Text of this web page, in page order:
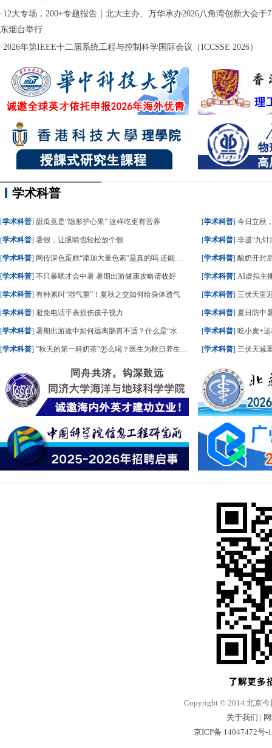
· 12大专场，200+专题报告｜北大主办、万华承办2026八角湾创新大会于
东烟台举行
·2026年第IEEE十二届系统工程与控制科学国际会议（ICCSSE 2026）
学术科普
[学术科普] 甜瓜竟是“隐形护心果” 这样吃更有营养
[学术科普] 暑假，让眼睛也轻松放个假
[学术科普] 网传深色蛋糕“添加大量色素”是真的吗 还能不能吃？
[学术科普] 不只暴晒才会中暑 暑期出游健康攻略请收好
[学术科普] 有种累叫“湿气重”！夏秋之交如何给身体透气
[学术科普] 避免电话手表损伤孩子视力
[学术科普] 暑期出游途中如何远离肠胃不适？什么是“水土不服”？一文了解
[学术科普] “秋天的第一杯奶茶”怎么喝？医生为秋日养生饮食划重点
[学术科普] 今日立秋
[学术科普] 非遗“九针
[学术科普] 酸奶开封
[学术科普] AI虚拟主播
[学术科普] 三伏天里
[学术科普] 夏日防中
[学术科普] 吃小麦+
[学术科普] 三伏天减重
Copyright © 2014 北京今
关于我们 |
京ICP备 14047472号-